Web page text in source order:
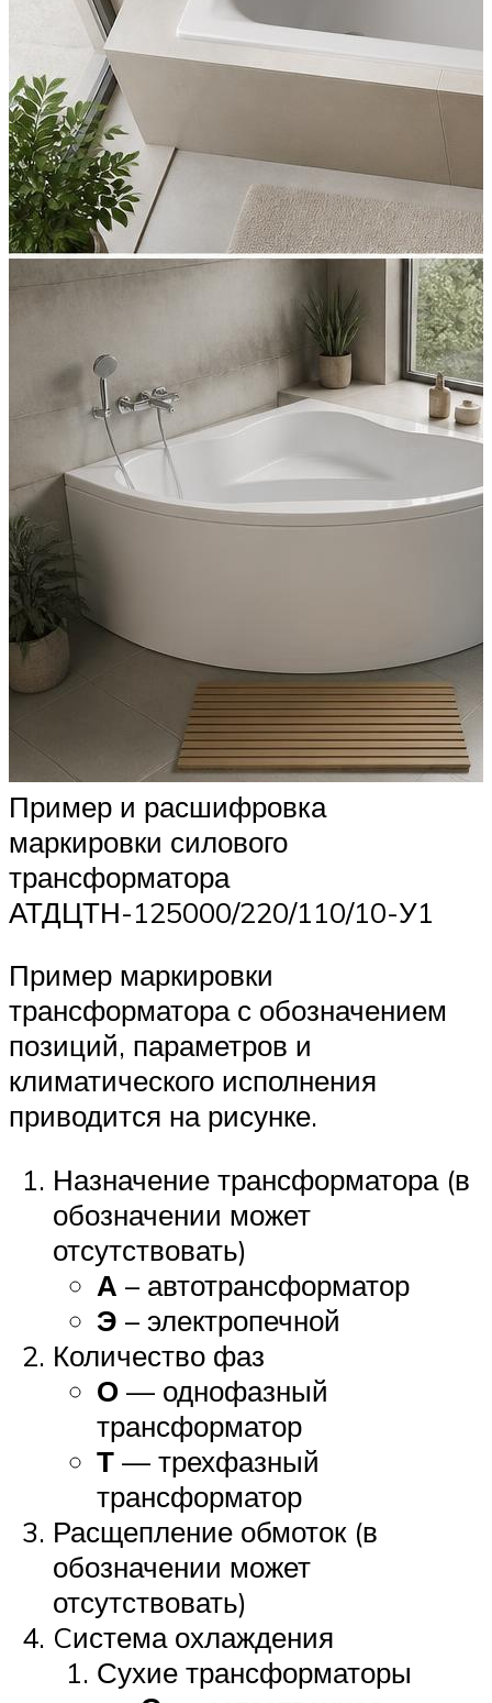
Пример и расшифровка
маркировки силового
трансформатора
АТДЦТН-125000/220/110/10-У1
Пример маркировки
трансформатора с обозначением
позиций, параметров и
климатического исполнения
приводится на рисунке.
Назначение трансформатора (в
обозначении может
отсутствовать)
А – автотрансформатор
Э – электропечной
Количество фаз
О — однофазный
трансформатор
Т — трехфазный
трансформатор
Расщепление обмоток (в
обозначении может
отсутствовать)
Cистема охлаждения
Сухие трансформаторы